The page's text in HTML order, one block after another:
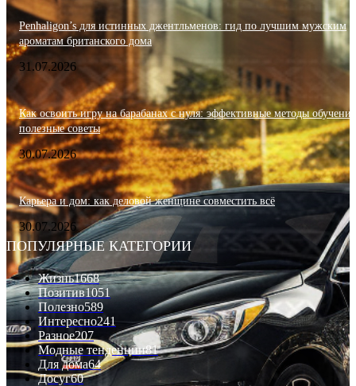
Penhaligon’s для истинных джентльменов: гид по лучшим мужским
ароматам британского дома
31.07.2026
Как освоить игру на барабанах с нуля: эффективные методы
полезные советы
30.07.2026
Карьера и дом: как деловой женщине совместить всё
30.07.2026
ПОПУЛЯРНЫЕ КАТЕГОРИИ
Жизнь1668
Позитив1051
Полезно589
Интересно241
Разное207
Модные тенденции81
Для дома64
Досуг60